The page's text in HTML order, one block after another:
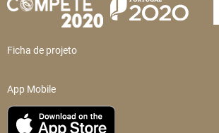
Ficha de projeto
App Mobile